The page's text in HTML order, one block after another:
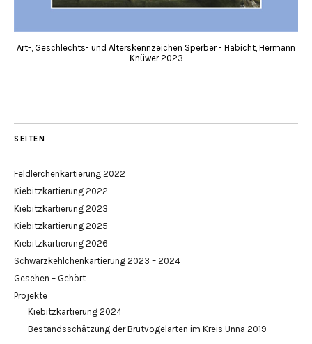
Art-, Geschlechts- und Alterskennzeichen Sperber - Habicht, Hermann
Knüwer 2023
SEITEN
Feldlerchenkartierung 2022
Kiebitzkartierung 2022
Kiebitzkartierung 2023
Kiebitzkartierung 2025
Kiebitzkartierung 2026
Schwarzkehlchenkartierung 2023 – 2024
Gesehen – Gehört
Projekte
Kiebitzkartierung 2024
Bestandsschätzung der Brutvogelarten im Kreis Unna 2019